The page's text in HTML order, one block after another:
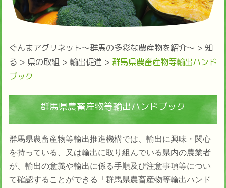
ぐんまアグリネット～群馬の多彩な農産物を紹介～ > 知
る > 県の取組 > 輸出促進 > 群馬県農畜産物等輸出ハンド
ブック
群馬県農畜産物等輸出ハンドブック
群馬県農畜産物等輸出推進機構では、輸出に興味・関心
を持っている、又は輸出に取り組んでいる県内の農業者
が、輸出の意義や輸出に係る手順及び注意事項等につい
て確認することができる「群馬県農畜産物等輸出ハンド